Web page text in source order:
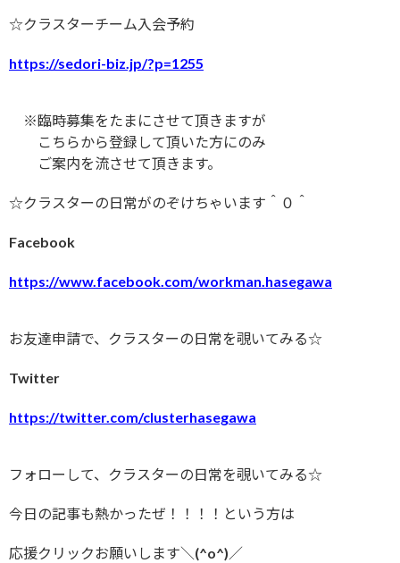
☆クラスターチーム入会予約
https://sedori-biz.jp/?p=1255
※臨時募集をたまにさせて頂きますが
こちらから登録して頂いた方にのみ
ご案内を流させて頂きます。
☆クラスターの日常がのぞけちゃいます＾０＾
Facebook
https://www.facebook.com/workman.hasegawa
お友達申請で、クラスターの日常を覗いてみる☆
Twitter
https://twitter.com/clusterhasegawa
フォローして、クラスターの日常を覗いてみる☆
今日の記事も熱かったぜ！！！！という方は
応援クリックお願いします＼(^o^)／